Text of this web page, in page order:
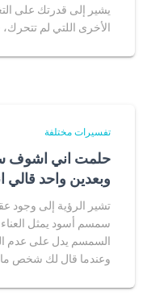
يشير إلى قدرتك على
الأخرى اللتي لم
تفسيرات مختلفة
حلمت اني اشوف
وبعدين واحد قالي
تشير الرؤية إلى وجود
سمسم أسود يمثل
السمسم يدل على عدم
وعندما قال لك شخص ما